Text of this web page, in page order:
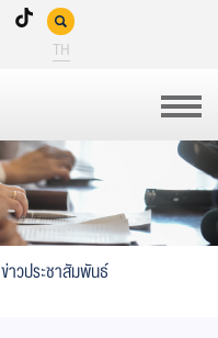
TH
ข่าวประชาสัมพันธ์